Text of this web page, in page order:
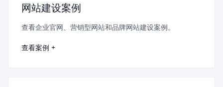
网站建设案例
查看企业官网、营销型网站和品牌网站建设案例。
查看案例 +